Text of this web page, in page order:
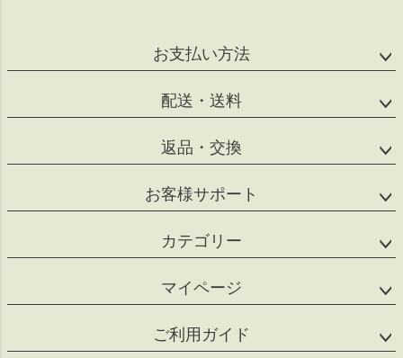
お支払い方法
配送・送料
返品・交換
お客様サポート
カテゴリー
マイページ
ご利用ガイド